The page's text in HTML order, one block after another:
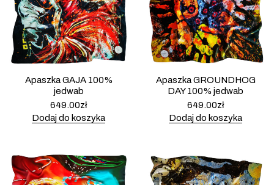
Apaszka GAJA 100%
jedwab
649.00zł
Dodaj do koszyka
Apaszka GROUNDHOG
DAY 100% jedwab
649.00zł
Dodaj do koszyka